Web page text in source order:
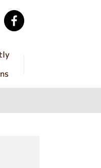
Twitter